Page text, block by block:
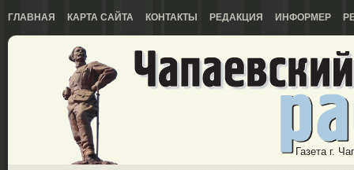
ГЛАВНАЯ КАРТА САЙТА КОНТАКТЫ РЕДАКЦИЯ ИНФОРМЕР
Газета г.